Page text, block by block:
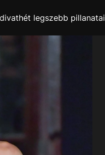
legszebb pillanatai